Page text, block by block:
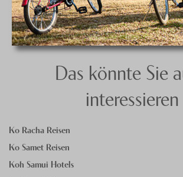
Das könnte Sie
interessieren
Ko Racha Reisen
Ko Samet Reisen
Koh Samui Hotels